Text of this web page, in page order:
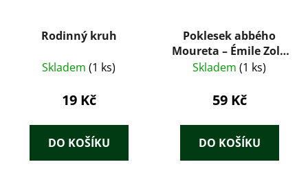
Rodinný kruh
Skladem (1 ks)
19 Kč
DO KOŠÍKU
Poklesek abbého
Moureta – Émile Zola
(1923)
Skladem (1 ks)
59 Kč
DO KOŠÍKU